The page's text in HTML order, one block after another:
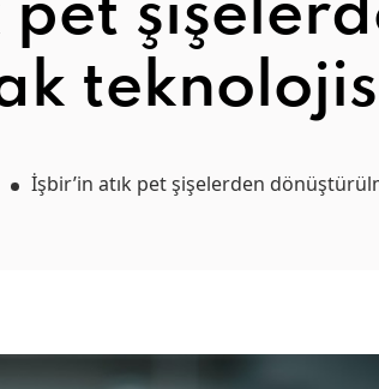
pet
İşbir’in atık pet şişelerden